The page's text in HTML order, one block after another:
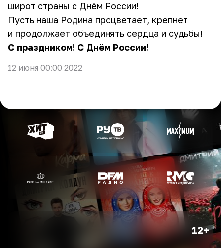
широт страны с Днём России!
Пусть наша Родина процветает, крепнет
и продолжает объединять сердца и судьбы!
С праздником! С Днём России!
12 июня 00:00 2022
12+